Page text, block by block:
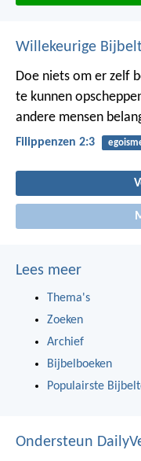
Willekeurige
Doe niets om er zelf
te kunnen
andere mensen
Filippenzen 2:3
Lees meer
Thema's
Zoeken
Archief
Bijbelboeken
Populairste
Ondersteun